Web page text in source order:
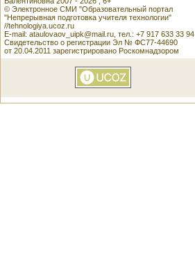
© Электронное СМИ "Образовательный портал
"Непрерывная подготовка учителя технологии"
//tehnologiya.ucoz.ru
E-mail: ataulovaov_uipk@mail.ru, тел.: +7 917 633 33 94
Свидетельство о регистрации Эл № ФС77-44690
от 20.04.2011 зарегистрировано Роскомнадзором